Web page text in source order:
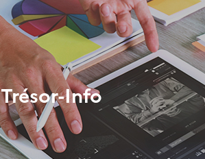
Trésor-Info